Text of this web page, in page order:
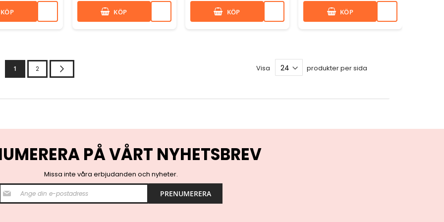
KÖP KÖP KÖP KÖP
1 2 Visa produkter per sida
PÅ VÅRT NYHETSBREV
Missa inte våra erbjudanden och nyheter.
S
i
g
PRENUMERERA